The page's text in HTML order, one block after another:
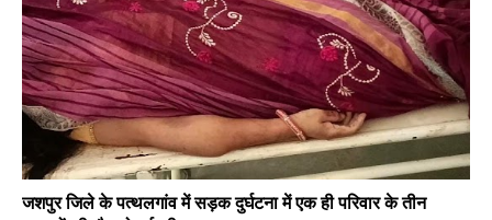
जशपुर जिले के पत्थलगांव में सड़क दुर्घटना में एक ही परिवार के तीन